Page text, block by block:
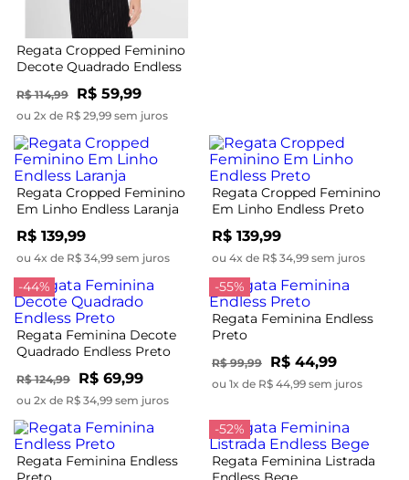
Regata Cropped Feminino
Decote Quadrado Endless
R$ 114,99 R$ 59,99
ou 2x de R$ 29,99 sem juros
Regata Cropped Feminino
Em Linho Endless Laranja
R$ 139,99
ou 4x de R$ 34,99 sem juros
Regata Cropped Feminino
Em Linho Endless Preto
R$ 139,99
ou 4x de R$ 34,99 sem juros
-44%
Regata Feminina Decote
Quadrado Endless Preto
R$ 124,99 R$ 69,99
ou 2x de R$ 34,99 sem juros
-55%
Regata Feminina Endless
Preto
R$ 99,99 R$ 44,99
ou 1x de R$ 44,99 sem juros
Regata Feminina Endless
-52%
Regata Feminina Listrada